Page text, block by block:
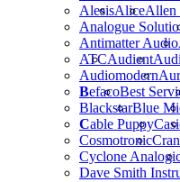
AlesisAliceAllen
Analogue
Antimatter Audio
ATCAudient
Audiomodern
BefacoBest
BlackstarBlue
Cable Puppy
Cosmotronic
Cyclone
Dave Smith